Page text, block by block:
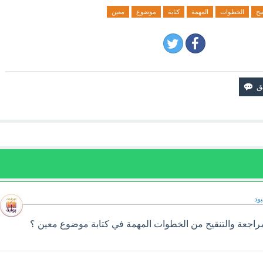
الخطوات المهمة كتابة موضوع معين
والتنقيح من الخطوات المهمة في كتابة موضوع معين ؟